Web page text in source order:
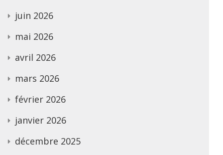
juin 2026
mai 2026
avril 2026
mars 2026
février 2026
janvier 2026
décembre 2025